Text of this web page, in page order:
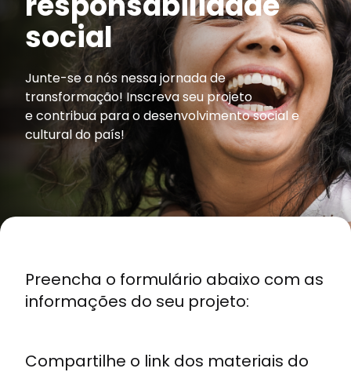
social
Junte-se a nós nessa jornada de
transformação! Inscreva seu projeto
e contribua para o desenvolvimento social e
cultural do país!
Preencha o formulário abaixo com as
informações do seu projeto:
Compartilhe o link dos materiais do